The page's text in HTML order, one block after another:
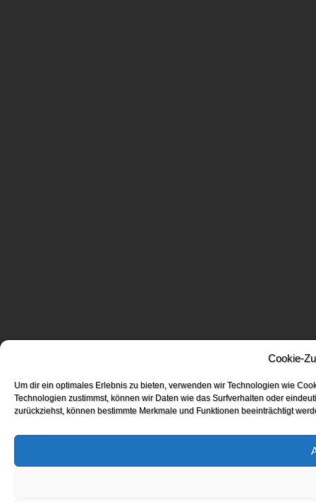
Cookie-
Um dir ein optimales Erlebnis zu bieten, verwenden wir Technologien wie
Technologien zustimmst, können wir Daten wie das Surfverhalten oder
zurückziehst, können bestimmte Merkmale und Funktionen beeinträchtigt